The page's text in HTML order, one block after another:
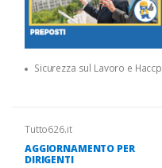
Sicurezza sul Lavoro e Haccp
Tutto626.it
AGGIORNAMENTO PER
DIRIGENTI